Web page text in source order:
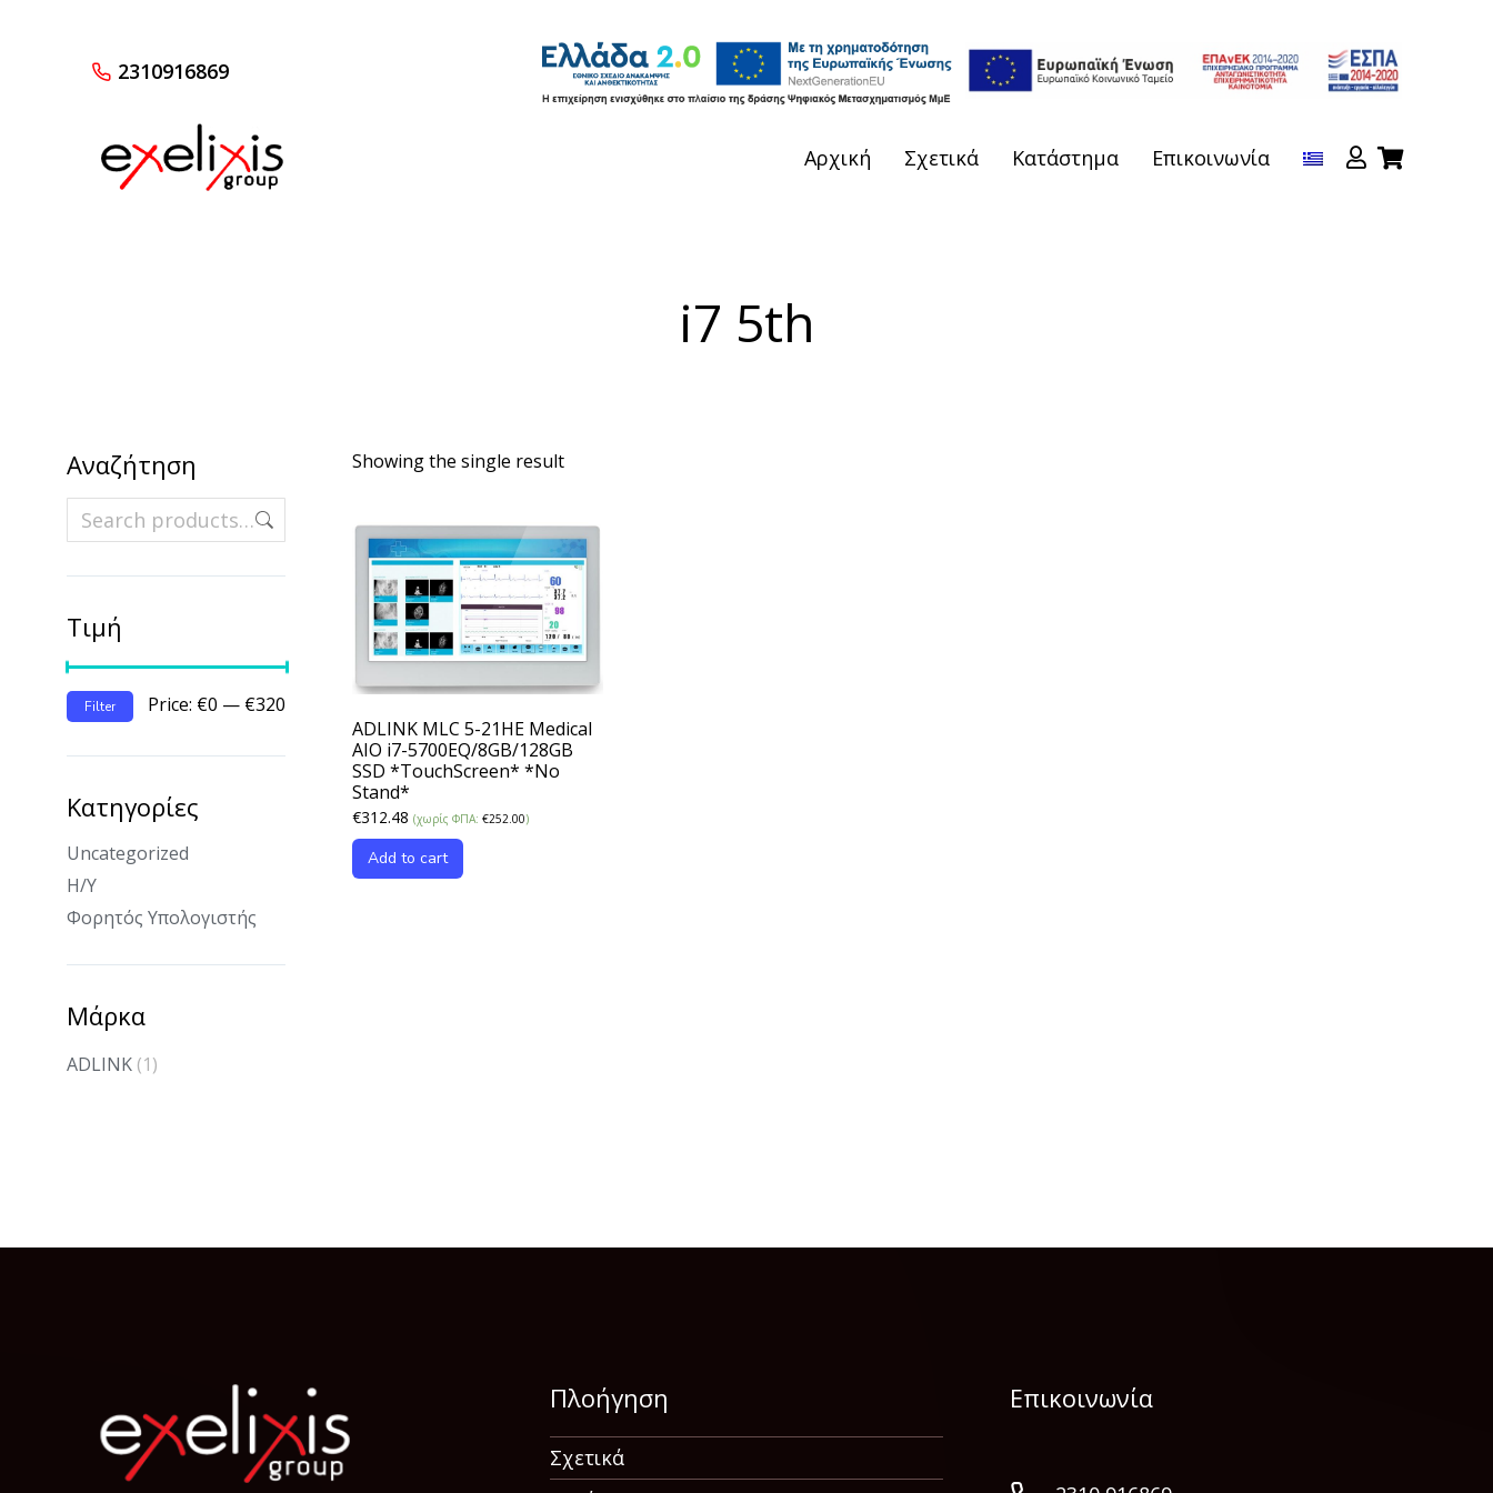
2310916869
Αρχική Σχετικά Κατάστημα Επικοινωνία
i7 5th
Αναζήτηση
Τιμή
Filter Price: €0 — €320
Κατηγορίες
Uncategorized
Η/Υ
Φορητός Υπολογιστής
Μάρκα
ADLINK (1)
Showing the single result
ADLINK MLC 5-21HE Medical
AIO i7-5700EQ/8GB/128GB
SSD *TouchScreen* *No
Stand*
€312.48 (χωρίς ΦΠΑ: €252.00)
Add to cart
Πλοήγηση
Σχετικά
Επικοινωνία